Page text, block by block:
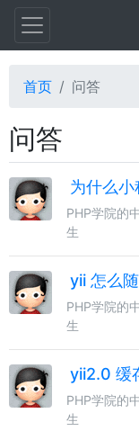
首页 问答
问答
PHP学院的
生
yii 怎么
PHP学院的
生
PHP学院的
生